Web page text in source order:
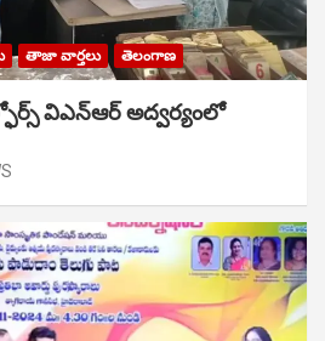
తాజా వార్తలు తెలంగాణ
విఎన్ఆర్ అద్వర్యంలో